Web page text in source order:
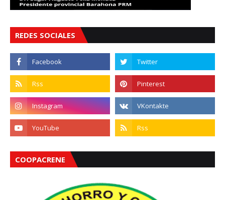
REDES SOCIALES
COOPACRENE